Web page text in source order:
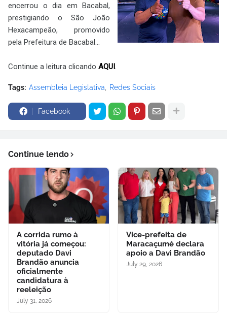
encerrou o dia em Bacabal,
prestigiando o São João
Hexacampeão, promovido
pela Prefeitura de Bacabal...
Continue a leitura clicando AQUI.
Tags: Assembleia Legislativa Redes Sociais
Facebook
Continue lendo
A corrida rumo à
vitória já começou:
deputado Davi
Brandão anuncia
oficialmente
candidatura à
reeleição
July 31, 2026
Vice-prefeita de
Maracaçumé declara
apoio a Davi Brandão
July 29, 2026